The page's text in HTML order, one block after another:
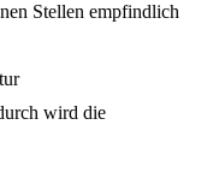
Stellen empfindlich
wird die